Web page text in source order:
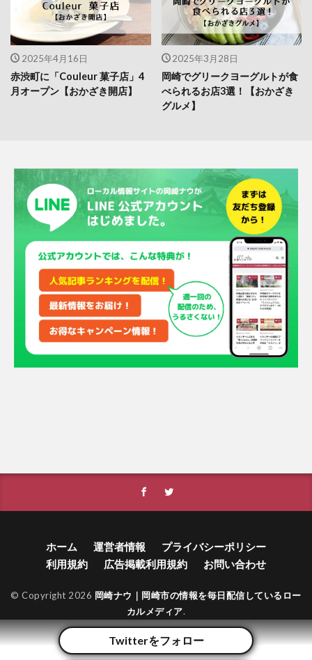
Twitterをフォロー
2025年4月16日
赤渋町に「Couleur 菓子店」4
月オープン【おかざき開店】
2025年3月28日
岡崎でグリークヨーグルトが食
べられるお店3選！【おかざき
グルメ】
ホーム 運営者情報
プライバシーポリシー
利用規約
広告掲載利用規約 お問い合わせ
© Copyright 2026 岡崎ナウ｜岡崎市の情報を毎日配信しているロー
カルメディア.